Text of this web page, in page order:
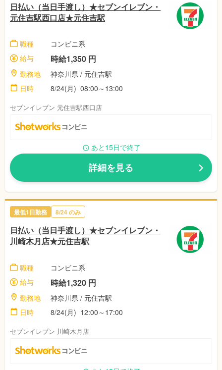
日払い（当日手渡し）★セブンイレブン・
元住吉駅西口店★元住吉駅
職種
コンビニ系
給与
時給1,350 円
勤務地
神奈川県 / 元住吉駅
日時
8/24(月) 08:00～13:00
セブンイレブン 元住吉駅西口店
あと15日で終了
詳細を見る
最低1日勤務 8/24 のみ
日払い（当日手渡し）★セブンイレブン・
川崎木月店★元住吉駅
職種
コンビニ系
給与
時給1,320 円
勤務地
神奈川県 / 元住吉駅
日時
8/24(月) 12:00～17:00
セブンイレブン 川崎木月店